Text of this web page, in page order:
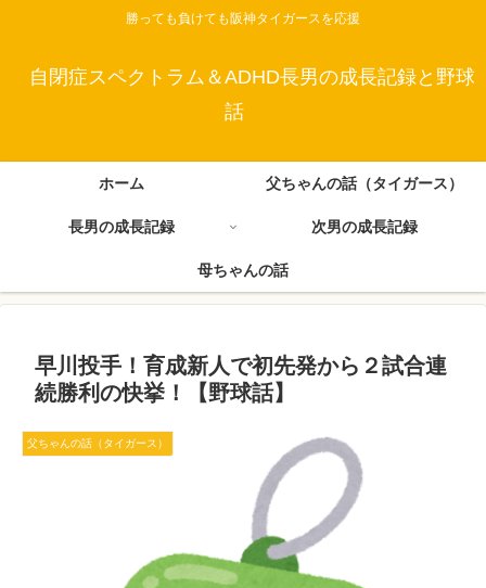
勝っても負けても阪神タイガースを応援
自閉症スペクトラム＆ADHD長男の成長記録と野球
話
ホーム 父ちゃんの話（タイガース）
長男の成長記録 次男の成長記録
母ちゃんの話
早川投手！育成新人で初先発から２試合連
続勝利の快挙！【野球話】
父ちゃんの話（タイガース）